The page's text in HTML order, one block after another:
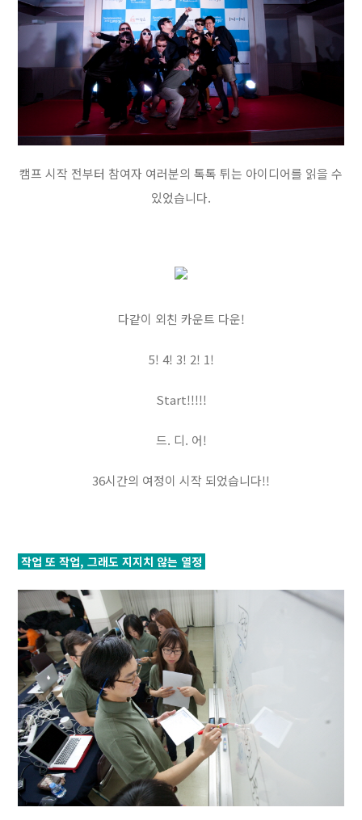
캠프 시작 전부터 참여자 여러분의 톡톡 튀는 아이디어를 읽을 수
있었습니다.
다같이 외친 카운트 다운!
5! 4! 3! 2! 1!
Start!!!!!
드. 디. 어!
36시간의 여정이 시작 되었습니다!!
작업 또 작업, 그래도 지지치 않는 열정